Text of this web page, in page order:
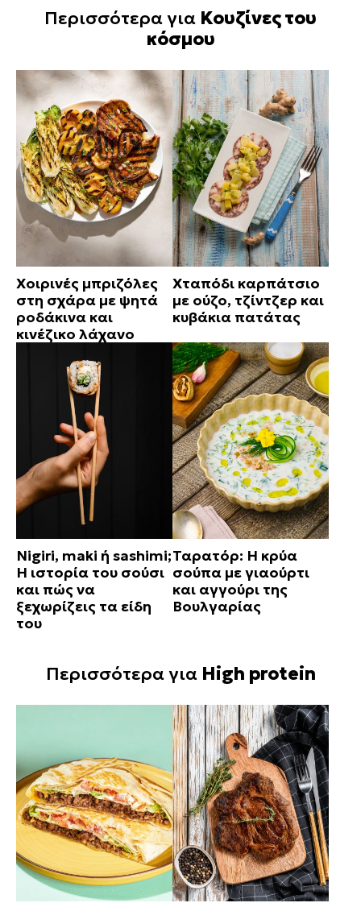
Περισσότερα για Κουζίνες του
κόσμου
Χοιρινές μπριζόλες
στη σχάρα με ψητά
ροδάκινα και
κινέζικο λάχανο
Χταπόδι καρπάτσιο
με ούζο, τζίντζερ και
κυβάκια πατάτας
Nigiri, maki ή sashimi;
Η ιστορία του σούσι
και πώς να
ξεχωρίζεις τα είδη
του
Ταρατόρ: Η κρύα
σούπα με γιαούρτι
και αγγούρι της
Βουλγαρίας
Περισσότερα για High protein